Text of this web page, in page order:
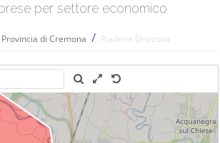
per settore economico
Provincia di Cremona / Piadena Drizzona